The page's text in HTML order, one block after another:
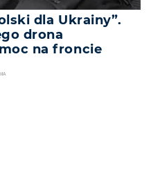
dla Ukrainy”.
drona
na froncie